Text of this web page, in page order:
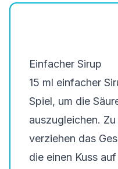
Einfacher Sirup
15 ml einfacher
Spiel, um die
auszugleichen.
verziehen das
die einen Kuss